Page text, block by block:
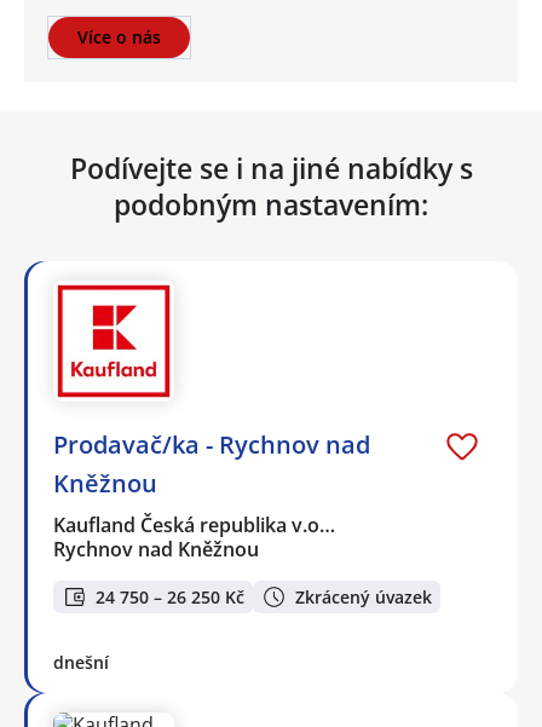
Více o nás
Podívejte se i na jiné nabídky s
podobným nastavením:
Prodavač/ka - Rychnov nad
Kněžnou
Kaufland Česká republika v.o…
Rychnov nad Kněžnou
24 750 – 26 250 Kč Zkrácený úvazek
dnešní